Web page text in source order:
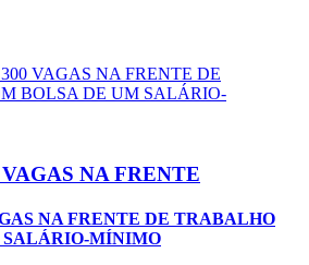
NA FRENTE
NA FRENTE DE TRABALHO
SALÁRIO-MÍNIMO